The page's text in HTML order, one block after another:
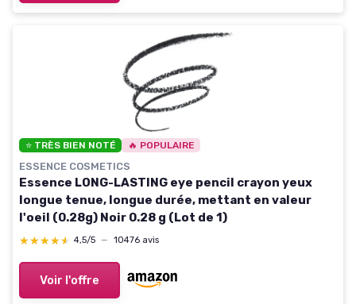
⭐ TRÈS BIEN NOTÉ 🔥 POPULAIRE
ESSENCE COSMETICS
Essence LONG-LASTING eye pencil crayon yeux
longue tenue, longue durée, mettant en valeur
l'oeil (0.28g) Noir 0.28 g (Lot de 1)
★★★★★
★★★★★ 4,5/5 — 10476 avis
Voir l'offre